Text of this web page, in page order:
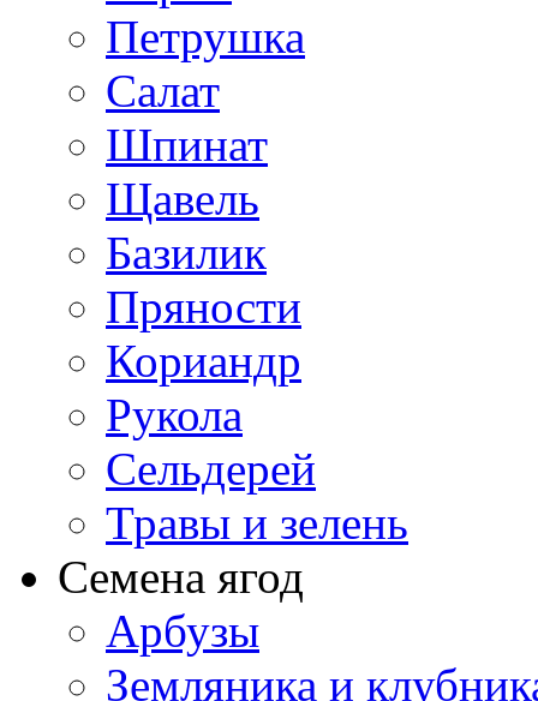
Петрушка
Салат
Шпинат
Щавель
Базилик
Пряности
Кориандр
Рукола
Сельдерей
Травы и зелень
Семена ягод
Арбузы
Земляника и